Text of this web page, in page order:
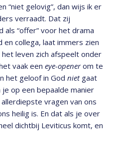
“niet gelovig”, dan wijs ik er
verraadt. Dat zij
“offer” voor het drama
collega, laat immers zien
leven zich afspeelt onder
vaak een eye-openerom te
het geloof in God nietgaat
op een bepaalde manier
vragen van ons
heilig is. En dat als je over
dichtbij Leviticus komt, en